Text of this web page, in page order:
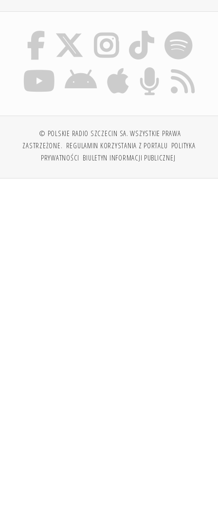
© POLSKIE RADIO SZCZECIN SA. WSZYSTKIE PRAWA
ZASTRZEŻONE. REGULAMIN KORZYSTANIA Z PORTALU POLITYKA
PRYWATNOŚCI BIULETYN INFORMACJI PUBLICZNEJ